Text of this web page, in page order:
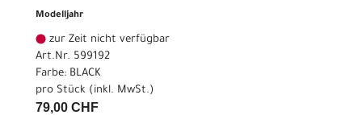
Modelljahr
zur Zeit nicht verfügbar
Art.Nr. 599192
Farbe: BLACK
pro Stück (inkl. MwSt.)
79,00 CHF